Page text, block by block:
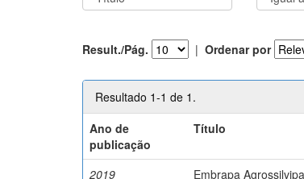
Result./Pág. | Ordenar por
Resultado 1-1 de 1.
Ano de
publicação
Título
2019 Embrapa